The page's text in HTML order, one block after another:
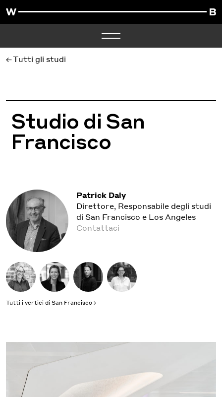
Tutti gli studi
Studio di San
Francisco
Patrick Daly
Direttore, Responsabile degli studi
di San Francisco e Los Angeles
Contattaci
Tutti i vertici di San Francisco